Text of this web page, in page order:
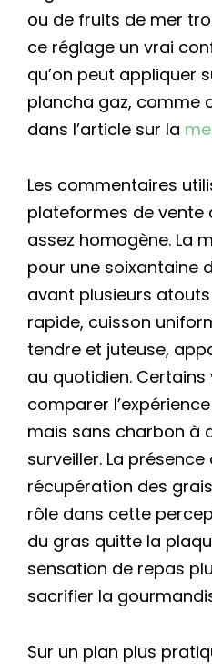
ou de fruits de mer
ce réglage un vrai
qu’on peut appliquer
plancha gaz, comme
dans l’article sur la
Les commentaires
plateformes de vente
assez homogène. La
pour une soixantaine
avant plusieurs
rapide, cuisson
tendre et juteuse,
au quotidien. Certains
comparer
mais sans charbon à
surveiller. La
récupération des
rôle dans cette
du gras quitte la
sensation de repas
sacrifier la
Sur un plan plus